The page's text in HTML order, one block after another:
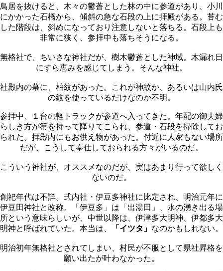
鳥居を抜けると、木々の鬱蒼とした林の中に参道があり、小川
にかかった石橋から、傾斜の急な石段の上に拝殿がある。苔む
した階段は、斜めになっており注意しないと落ちる。石段上も
非常に狭く、参拝中も落ちそうになる。
無格社で、ちいさな神社だが、樹木鬱蒼とした神域。木漏れ日
にすら恵みを感じてしまう。そんな神社。
社殿内の幕に、柏紋があった。これが神紋か、あるいは山内氏
の紋を使っているだけなのか不明。
参拝中、１台の軽トラックが参道へ入ってきた。年配の御夫婦
らしき方が箒を持って降りてこられ、参道・石段を掃除してお
られた。拝殿内にもお供え物があった。付近に人家もない場所
だが、こうして奉仕しておられる方々がいるのだ。
こういう神社が、オススメなのだが、実はあまり行って欲しく
ないのだ。
創祀年代は不詳。式内社・伊豆多神社に比定され、明治元年に
伊豆田神社と改称。「伊豆多」は「出湯田」、水の湧き出る場
所という意味らしいが、中世以降は、伊津多大明神、伊都多大
明神と呼ばれていた。本当は、
「イツタ」 なのかもしれない。
明治初年無格社とされてしまい、村民が不服として県社昇格を
願い出たが叶わなかった。